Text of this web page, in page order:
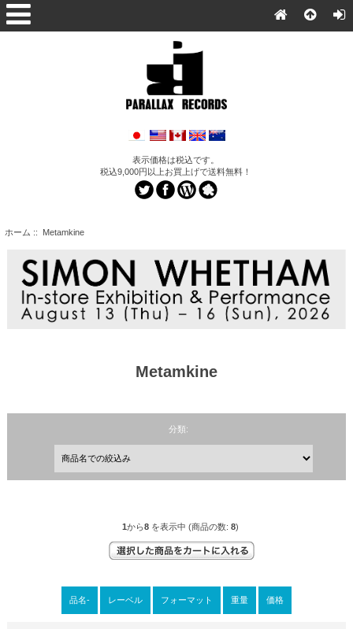
表示価格は税込です。
税込9,000円以上お買上げで送料無料！
ホーム :: Metamkine
Metamkine
分類:
1から8 を表示中 (商品の数: 8)
品名- レーベル フォーマット 重量 価格